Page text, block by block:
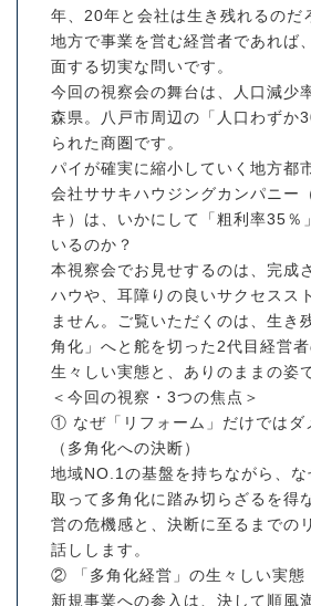
年、20年と会社は生き残れるのだ
地方で事業を営む経営者であれば
面する切実な問いです。
今回の視察会の舞台は、人口減少
森県。八戸市周辺の「人口わずか
られた商圏です。
パイが確実に縮小していく地方都
会社ササキハウジングカンパニー
キ）は、いかにして「粗利率35％
いるのか？
本視察会でお見せするのは、完成
ハウや、耳障りの良いサクセスス
ません。ご覧いただくのは、生き
角化」へと舵を切った2代目経営
生々しい実態と、ありのままの姿
＜今回の視察・3つの焦点＞
① なぜ「リフォーム」だけではダ
（多角化への決断）
地域NO.1の基盤を持ちながら、
取って多角化に踏み切らざるを得
営の危機感と、決断に至るまでの
話しします。
② 「多角化経営」の生々しい実態
新規事業への参入は、決して順風